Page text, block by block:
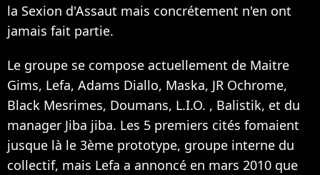
la Sexion d'Assaut mais concrétement n'en ont
jamais fait partie.
Le groupe se compose actuellement de Maitre
Gims, Lefa, Adams Diallo, Maska, JR Ochrome,
Black Mesrimes, Doumans, L.I.O. , Balistik, et du
manager Jiba jiba. Les 5 premiers cités fomaient
jusque là le 3ème prototype, groupe interne du
collectif, mais Lefa a annoncé en mars 2010 que